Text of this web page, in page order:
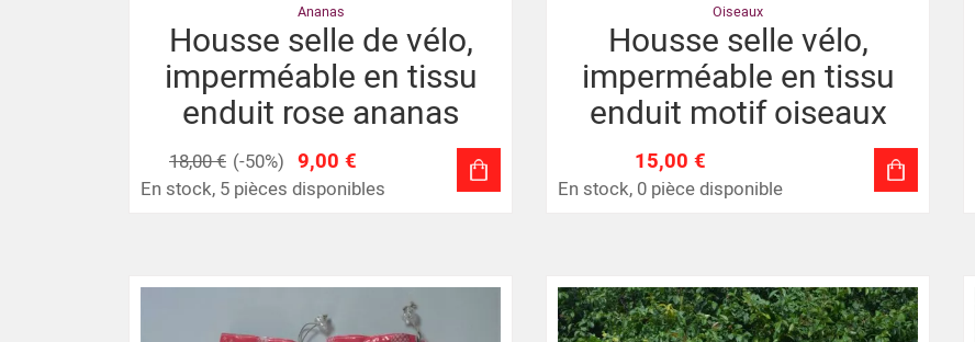
Ananas
Housse selle de vélo,
imperméable en tissu
enduit rose ananas
18,00 € (-50%) 9,00 €
En stock, 5 pièces disponibles
Oiseaux
Housse selle vélo,
imperméable en tissu
enduit motif oiseaux
15,00 €
En stock, 0 pièce disponible